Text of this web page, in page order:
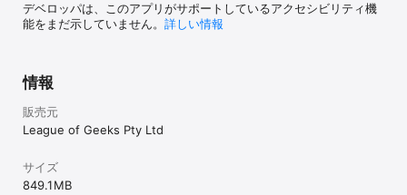
デベロッパは、このアプリがサポートしているアクセシビリティ機
能をまだ示していません。 詳しい情報
情報
販売元
League of Geeks Pty Ltd
サイズ
849.1 MB